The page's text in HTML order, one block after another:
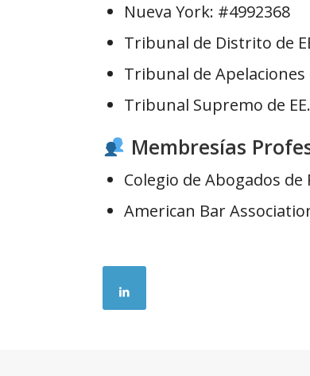
Nueva York: #4992368
Tribunal de Distrito de
Tribunal de Apelaciones
Tribunal Supremo de
Membresías
Colegio de Abogados
American Bar